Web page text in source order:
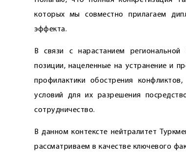
которых мы совместно прилагаем
эффекта.
В связи с нарастанием
позиции, нацеленные на устранение и
профилактики обострения
условий для их разрешения
сотрудничество.
В данном контексте нейтралитет
рассматриваем в качестве ключевого